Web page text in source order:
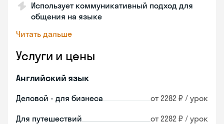
Использует коммуникативный подход для
общения на языке
Читать дальше
Услуги и цены
Английский язык
Деловой - для бизнеса от 2282 ₽ / урок
Для путешествий от 2282 ₽ / урок